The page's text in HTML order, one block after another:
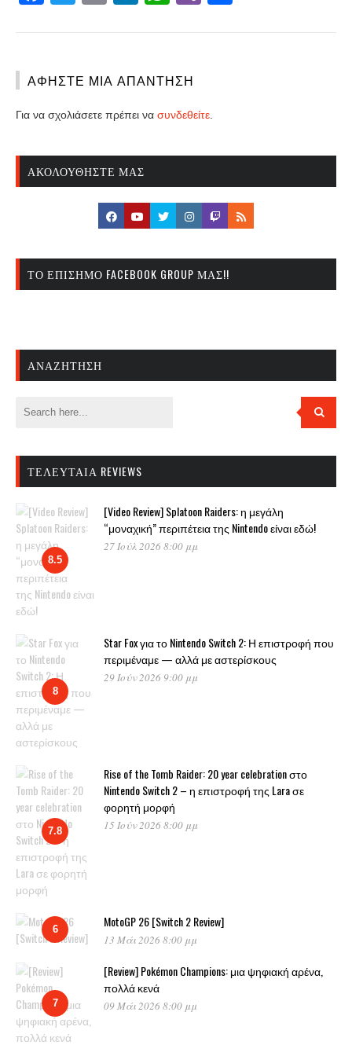
ΑΦΉΣΤΕ ΜΙΑ ΑΠΆΝΤΗΣΗ
Για να σχολιάσετε πρέπει να συνδεθείτε
ΑΚΟΛΟΥΘΉΣΤΕ ΜΑΣ
ΤΟ ΕΠΊΣΗΜΟ FACEBOOK GROUP ΜΑΣ!!
ΑΝΑΖΉΤΗΣΗ
ΤΕΛΕΥΤΑΊΑ REVIEWS
8.5
[Video Review] Splatoon Raiders: η μεγάλη
“μοναχική” περιπέτεια της Nintendo είναι εδώ!
27 Ιούλ 2026 8:00 μμ
8
Star Fox για το Nintendo Switch 2: Η επιστροφή που
περιμέναμε — αλλά με αστερίσκους
29 Ιούν 2026 9:00 μμ
7.8
Rise of the Tomb Raider: 20 year celebration στο
Nintendo Switch 2 – η επιστροφή της Lara σε
φορητή μορφή
15 Ιούν 2026 8:00 μμ
6 MotoGP 26 [Switch 2 Review]
13 Μάι 2026 8:00 μμ
7
[Review] Pokémon Champions: μια ψηφιακή αρένα,
πολλά κενά
09 Μάι 2026 8:00 μμ